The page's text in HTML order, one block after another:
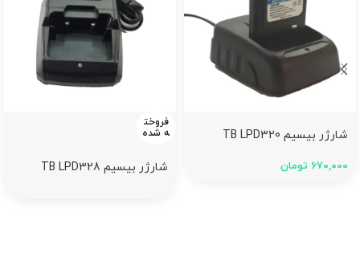
شارژر بیسیم TB LPD320
670,000 تومان
فروخت
ه شده
شارژر بیسیم TB LPD328